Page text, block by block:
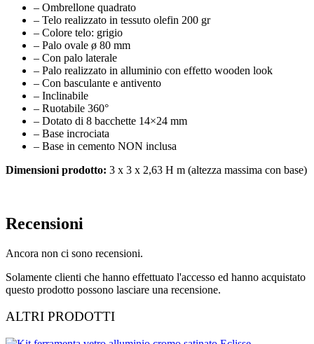
– Ombrellone quadrato
– Telo realizzato in tessuto olefin 200 gr
– Colore telo: grigio
– Palo ovale ø 80 mm
– Con palo laterale
– Palo realizzato in alluminio con effetto wooden look
– Con basculante e antivento
– Inclinabile
– Ruotabile 360°
– Dotato di 8 bacchette 14×24 mm
– Base incrociata
– Base in cemento NON inclusa
Dimensioni prodotto: 3 x 3 x 2,63 H m (altezza massima con base)
Recensioni
Ancora non ci sono recensioni.
Solamente clienti che hanno effettuato l'accesso ed hanno acquistato
questo prodotto possono lasciare una recensione.
ALTRI PRODOTTI